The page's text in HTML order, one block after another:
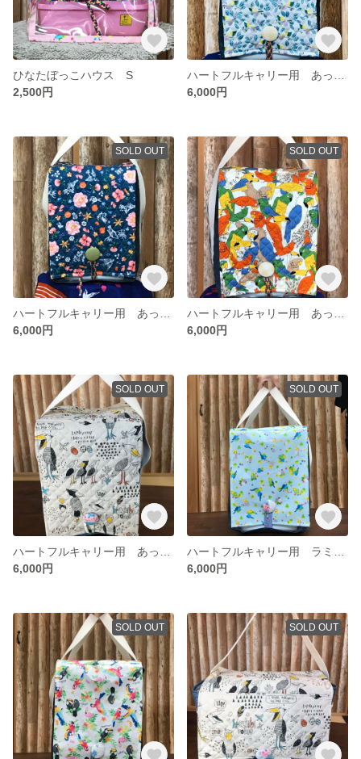
ひなたぼっこハウス S
2,500円
6,000円
SOLD OUT
6,000円
SOLD OUT
6,000円
SOLD OUT
6,000円
SOLD OUT
6,000円
SOLD OUT SOLD OUT